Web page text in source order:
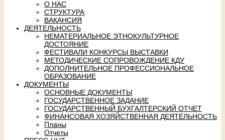
О НАС
СТРУКТУРА
ВАКАНСИЯ
ДЕЯТЕЛЬНОСТЬ
НЕМАТЕРИАЛЬНОЕ ЭТНОКУЛЬТУРНОЕ
ДОСТОЯНИЕ
ФЕСТИВАЛИ КОНКУРСЫ ВЫСТАВКИ
МЕТОДИЧЕСКИЕ СОПРОВОЖДЕНИЕ КДУ
ДОПОЛНИТЕЛЬНОЕ ПРОФЕССИОНАЛЬНОЕ
ОБРАЗОВАНИЕ
ДОКУМЕНТЫ
ОСНОВНЫЕ ДОКУМЕНТЫ
ГОСУДАРСТВЕННОЕ ЗАДАНИЕ
ГОСУДАРСТВЕННЫЙ БУХГАЛТЕРСКИЙ ОТЧЕТ
ФИНАНСОВАЯ ХОЗЯЙСТВЕННАЯ ДЕЯТЕЛЬНОСТЬ
Планы
Отчеты